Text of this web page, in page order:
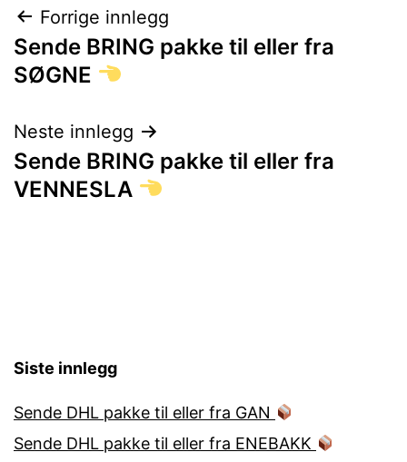
Innleggsnavigasjon
Forrige innlegg
Sende BRING pakke til eller fra
SØGNE
Neste innlegg
Sende BRING pakke til eller fra
VENNESLA
Siste innlegg
Sende DHL pakke til eller fra GAN
Sende DHL pakke til eller fra ENEBAKK